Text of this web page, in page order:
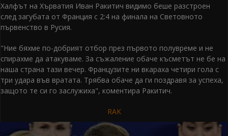
Халфът на Хърватия Иван Ракитич видимо беше разстроен
след загубата от Франция с 2:4 на финала на Световното
първенство в Русия.
"Ние бяхме по-добрият отбор през първото полувреме и не
спирахме да атакуваме. За съжаление обаче късметът не бе на
наша страна тази вечер. Французите ни вкараха четири гола с
три удара във вратата. Трябва обаче да ги поздравя за успеха,
защото те си го заслужиха", коментира Ракитич.
RAK